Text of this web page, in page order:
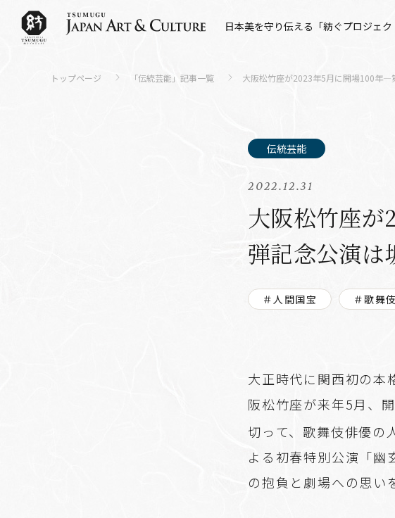
日本美を守り伝える「紡ぐプロジェ
トップページ 「伝統芸能」記事一覧 大阪松竹座が2023年5月に開場100年―
2022.12.31
大阪松竹座
弾記念公演は
＃人間国宝 ＃歌舞伎
大正時代に関西初の本
阪松竹座が来年5月、
切って、歌舞伎俳優の
よる初春特別公演「幽
の抱負と劇場への思い